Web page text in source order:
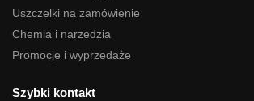
Uszczelki na zamówienie
Chemia i narzedzia
Promocje i wyprzedaże
Szybki kontakt